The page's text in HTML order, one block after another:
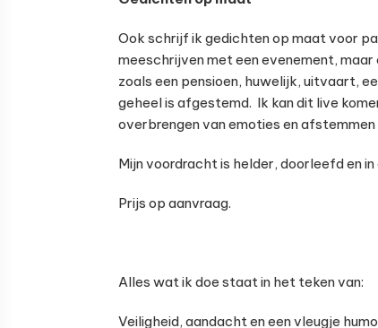
Ook schrijf ik gedichten op maat voor
meeschrijven met een evenement,
zoals een pensioen, huwelijk, uitvaart,
geheel is afgestemd. Ik kan dit live
overbrengen van emoties en
Mijn voordracht is helder, doorleefd en
Prijs op aanvraag.
Alles wat ik doe staat in het teken van:
Veiligheid, aandacht en een vleugje